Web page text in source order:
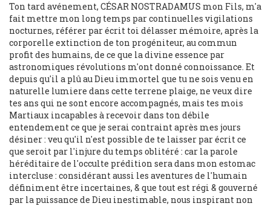
Ton tard avénement, CÉSAR NOSTRADAMUS mon Fils, m'a
fait mettre mon long temps par continuelles vigilations
nocturnes, référer par écrit toi délasser mémoire, après la
corporelle extinction de ton progéniteur, au commun
profit des humains, de ce que la divine essence par
astronomiques révolutions m'ont donné connoissance. Et
depuis qu'il a plû au Dieu immortel que tu ne sois venu en
naturelle lumiere dans cette terrene plaige, ne veux dire
tes ans qui ne sont encore accompagnés, mais tes mois
Martiaux incapables à recevoir dans ton débile
entendement ce que je serai contraint après mes jours
désiner : veu qu'il n'est possible de te laisser par écrit ce
que seroit par l'injure du temps oblitéré : car la parole
héréditaire de l'occulte prédition sera dans mon estomac
intercluse : considérant aussi les aventures de l'humain
définiment être incertaines, & que tout est régi & gouverné
par la puissance de Dieu inestimable, nous inspirant non